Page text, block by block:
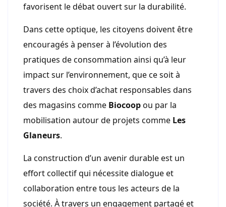
favorisent le débat ouvert sur la durabilité.
Dans cette optique, les citoyens doivent être
encouragés à penser à l’évolution des
pratiques de consommation ainsi qu’à leur
impact sur l’environnement, que ce soit à
travers des choix d’achat responsables dans
des magasins comme Biocoopou par la
mobilisation autour de projets comme Les
Glaneurs.
La construction d’un avenir durable est un
effort collectif qui nécessite dialogue et
collaboration entre tous les acteurs de la
société. À travers un engagement partagé et